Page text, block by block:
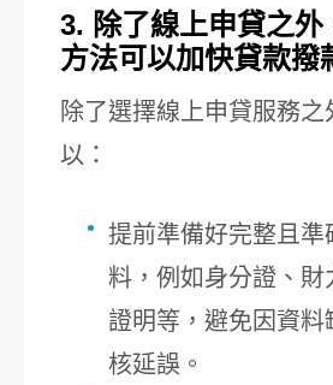
3. 除了線上申貸之外
方法可以加快貸款撥
除了選擇線上申貸服務之
以：
提前準備好完整且準
料，例如身分證、財
證明等，避免因資料
核延誤。